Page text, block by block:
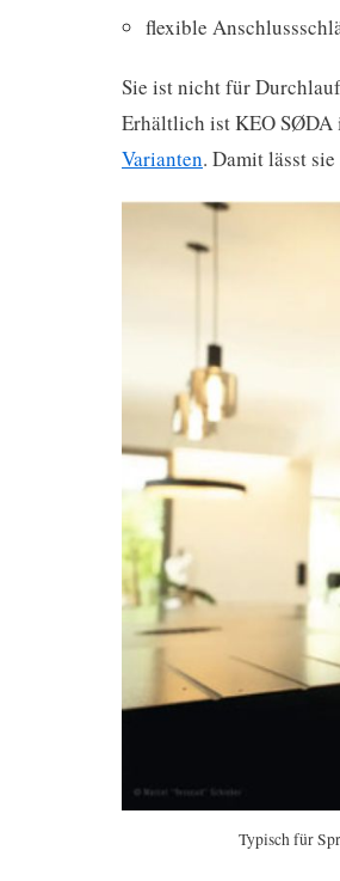
flexible
Sie ist nicht für
Erhältlich ist KEO SØDA
Varianten. Damit lässt
Typisch für